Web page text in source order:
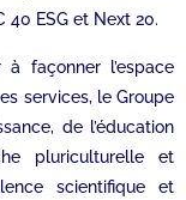
40 ESG et Next 20.
à façonner l’espace
services, le Groupe
de l’éducation
pluriculturelle et
scientifique et